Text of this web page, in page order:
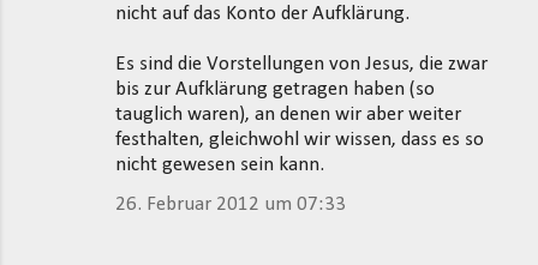
nicht auf das Konto der Aufklärung.
Es sind die Vorstellungen von Jesus, die zwar
bis zur Aufklärung getragen haben (so
tauglich waren), an denen wir aber weiter
festhalten, gleichwohl wir wissen, dass es so
nicht gewesen sein kann.
26. Februar 2012 um 07:33